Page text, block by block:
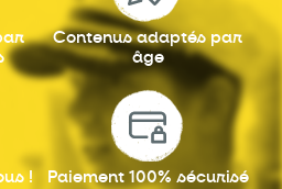
Contenus adaptés par
âge
! Paiement 100% sécurisé